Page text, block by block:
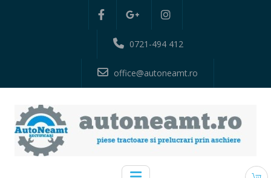
0721-494 412
office@autoneamt.ro